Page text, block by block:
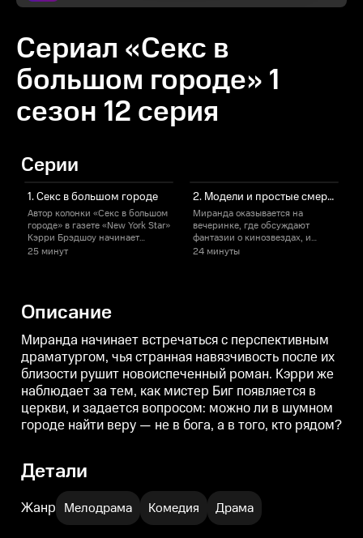
Сериал «Секс в
большом городе» 1
сезон 12 серия
Серии
1. Секс в большом городе
Автор колонки «Секс в большом
городе» в газете «New York Star»
Кэрри Брэдшоу начинает
рассказ с истории британки,
как в большом городе мужчины
и женщины ищут любовь,
дружбу и секс, но нередко
находят лишь вопросы без
ответа.
25 минут
2. Модели и простые смертные
Миранда оказывается на
вечеринке, где обсуждают
фантазии о кинозвездах, и
задумывается о собственных
негласного состязания.
24 минуты
Описание
Миранда начинает встречаться с перспективным
драматургом, чья странная навязчивость после их
близости рушит новоиспеченный роман. Кэрри же
наблюдает за тем, как мистер Биг появляется в
церкви, и задается вопросом: можно ли в шумном
городе найти веру — не в бога, а в того, кто рядом?
Детали
Жанр Мелодрама Комедия Драма